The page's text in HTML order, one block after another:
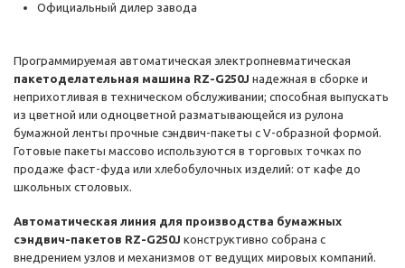
Официальный дилер завода
Программируемая автоматическая электропневматическая
пакетоделательная машина RZ-G250J надежная в сборке и
неприхотливая в техническом обслуживании; способная выпускать
из цветной или одноцветной разматывающейся из рулона
бумажной ленты прочные сэндвич-пакеты с V-образной формой.
Готовые пакеты массово используются в торговых точках по
продаже фаст-фуда или хлебобулочных изделий: от кафе до
школьных столовых.
Автоматическая линия для производства бумажных
сэндвич-пакетов RZ-G250J конструктивно собрана с
внедрением узлов и механизмов от ведущих мировых компаний.